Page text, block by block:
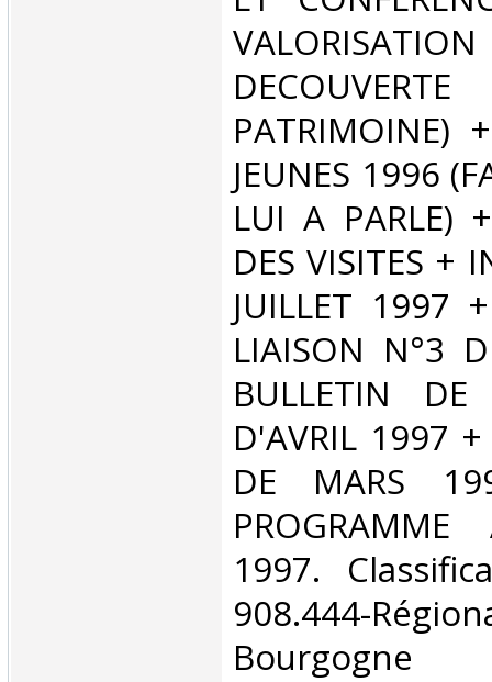
PATRIMOINE)
JEUNES 1996
LUI A PARLE)
DES VISITES +
JUILLET 1997
LIAISON N°3
BULLETIN
D'AVRIL 1997
DE MARS
1997.
908.444-
Bourgogne‎